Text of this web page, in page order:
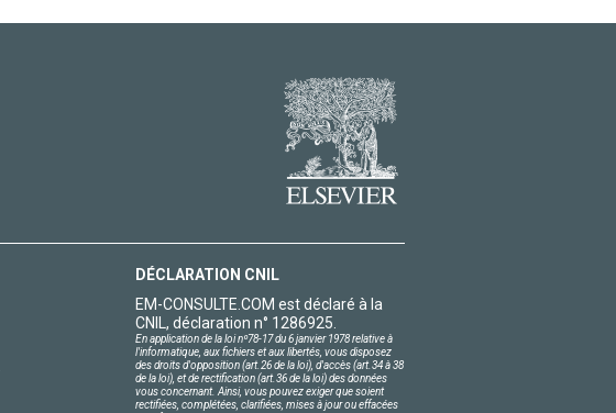
DÉCLARATION CNIL
EM-CONSULTE.COM est déclaré à la
CNIL, déclaration n° 1286925.
En application de la loi nº78-17 du 6 janvier 1978 relative à
l'informatique, aux fichiers et aux libertés, vous disposez
des droits d'opposition (art.26 de la loi), d'accès (art.34 à 38
de la loi), et de rectification (art.36 de la loi) des données
vous concernant. Ainsi, vous pouvez exiger que soient
rectifiées, complétées, clarifiées, mises à jour ou effacées